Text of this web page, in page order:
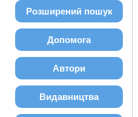
Розширений пошук
Допомога
Автори
Видавництва